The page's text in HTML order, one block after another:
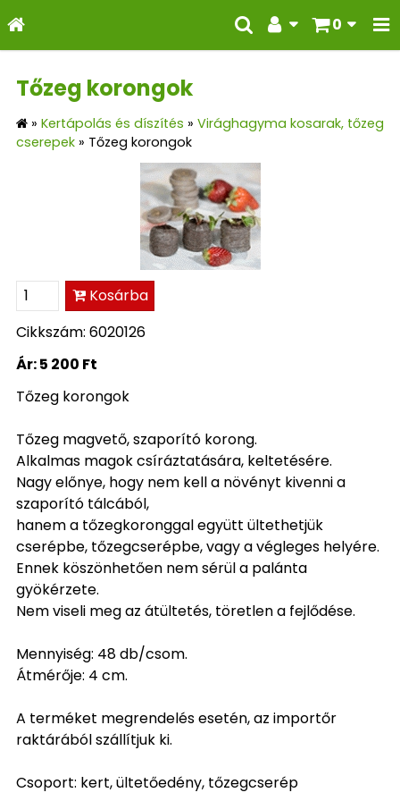
0
Tőzeg korongok
» Kertápolás és díszítés » Virághagyma kosarak, tőzeg
cserepek » Tőzeg korongok
Kosárba
Cikkszám: 6020126
Ár:5 200 Ft
Tőzeg korongok
Tőzeg magvető, szaporító korong.
Alkalmas magok csíráztatására, keltetésére.
Nagy előnye, hogy nem kell a növényt kivenni a
szaporító tálcából,
hanem a tőzegkoronggal együtt ültethetjük
cserépbe, tőzegcserépbe, vagy a végleges helyére.
Ennek köszönhetően nem sérül a palánta
gyökérzete.
Nem viseli meg az átültetés, töretlen a fejlődése.
Mennyiség: 48 db/csom.
Átmérője: 4 cm.
A terméket megrendelés esetén, az importőr
raktárából szállítjuk ki.
Csoport: kert, ültetőedény, tőzegcserép